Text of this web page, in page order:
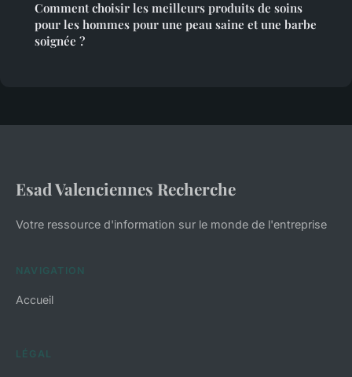
Comment choisir les meilleurs produits de soins
pour les hommes pour une peau saine et une barbe
soignée ?
Esad Valenciennes Recherche
Votre ressource d'information sur le monde de l'entreprise
NAVIGATION
Accueil
LÉGAL